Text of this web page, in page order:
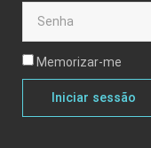
Memorizar-me
Iniciar sessão